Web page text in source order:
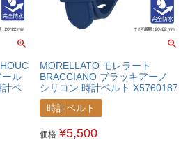
ール
計ベ
MORELLATO モレラート
BRACCIANO ブラッキアーノ
シリコン 時計ベルト X5760187
時計ベルト
価格 ¥5,500